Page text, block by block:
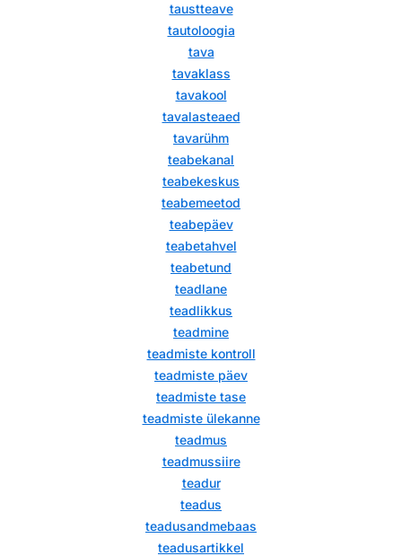
taustteave
tautoloogia
tava
tavaklass
tavakool
tavalasteaed
tavarühm
teabekanal
teabekeskus
teabemeetod
teabepäev
teabetahvel
teabetund
teadlane
teadlikkus
teadmine
teadmiste kontroll
teadmiste päev
teadmiste tase
teadmiste ülekanne
teadmus
teadmussiire
teadur
teadus
teadusandmebaas
teadusartikkel